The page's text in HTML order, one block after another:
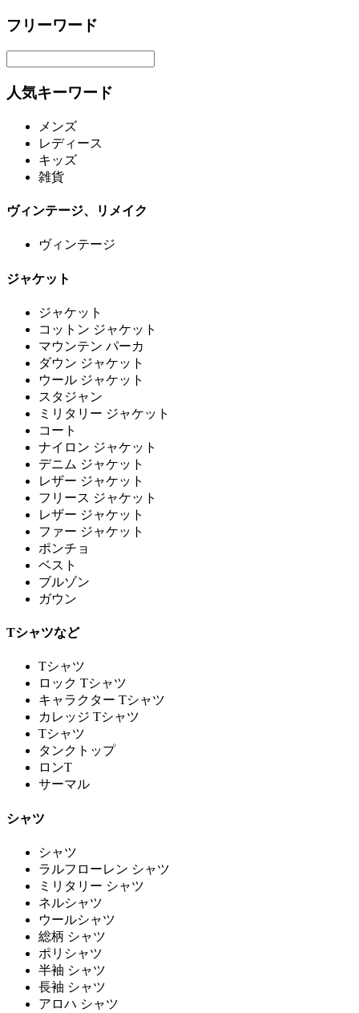
フリーワード
人気キーワード
メンズ
レディース
キッズ
雑貨
ヴィンテージ、リメイク
ヴィンテージ
ジャケット
ジャケット
コットン ジャケット
マウンテン パーカ
ダウン ジャケット
ウール ジャケット
スタジャン
ミリタリー ジャケット
コート
ナイロン ジャケット
デニム ジャケット
レザー ジャケット
フリース ジャケット
レザー ジャケット
ファー ジャケット
ポンチョ
ベスト
ブルゾン
ガウン
Tシャツなど
Tシャツ
ロック Tシャツ
キャラクター Tシャツ
カレッジ Tシャツ
Tシャツ
タンクトップ
ロンT
サーマル
シャツ
シャツ
ラルフローレン シャツ
ミリタリー シャツ
ネルシャツ
ウールシャツ
総柄 シャツ
ポリシャツ
半袖 シャツ
長袖 シャツ
アロハ シャツ